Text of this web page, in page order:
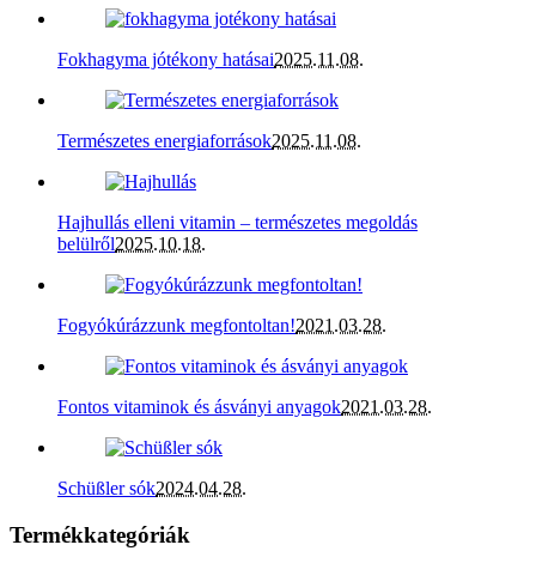
Fokhagyma jótékony hatásai2025.11.08.
Természetes energiaforrások2025.11.08.
Hajhullás elleni vitamin – természetes megoldás
belülről2025.10.18.
Fogyókúrázzunk megfontoltan!2021.03.28.
Fontos vitaminok és ásványi anyagok2021.03.28.
Schüßler sók2024.04.28.
Termékkategóriák